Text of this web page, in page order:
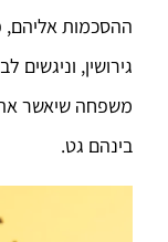
ההסכמות אליהם,
גירושין, וניגשים
משפחה שיאשר את
בינהם גט.